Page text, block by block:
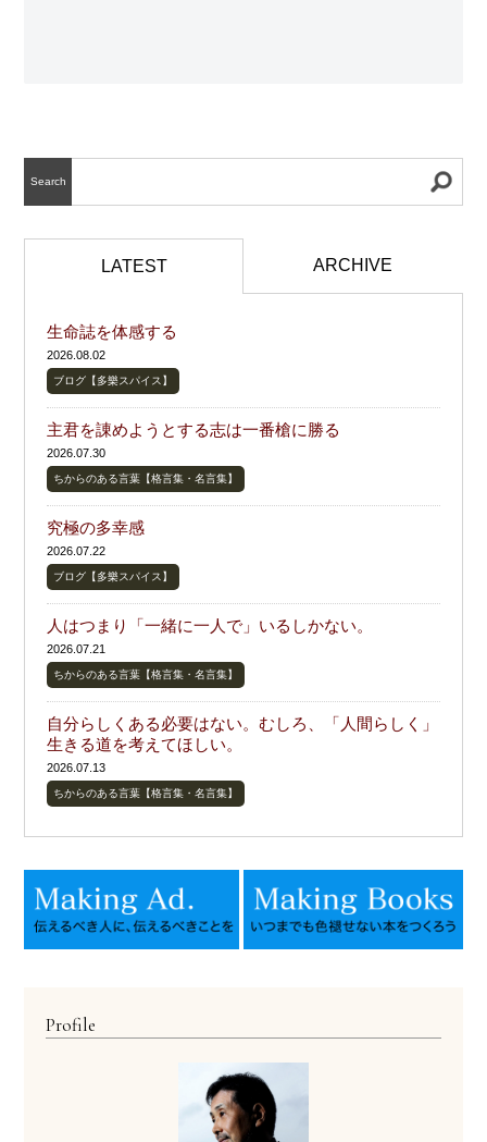
Search
LATEST ARCHIVE
生命誌を体感する
2026.08.02
ブログ【多樂スパイス】
主君を諌めようとする志は一番槍に勝る
2026.07.30
ちからのある言葉【格言集・名言集】
究極の多幸感
2026.07.22
ブログ【多樂スパイス】
人はつまり「一緒に一人で」いるしかない。
2026.07.21
ちからのある言葉【格言集・名言集】
自分らしくある必要はない。むしろ、「人間らしく」
生きる道を考えてほしい。
2026.07.13
ちからのある言葉【格言集・名言集】
Profile